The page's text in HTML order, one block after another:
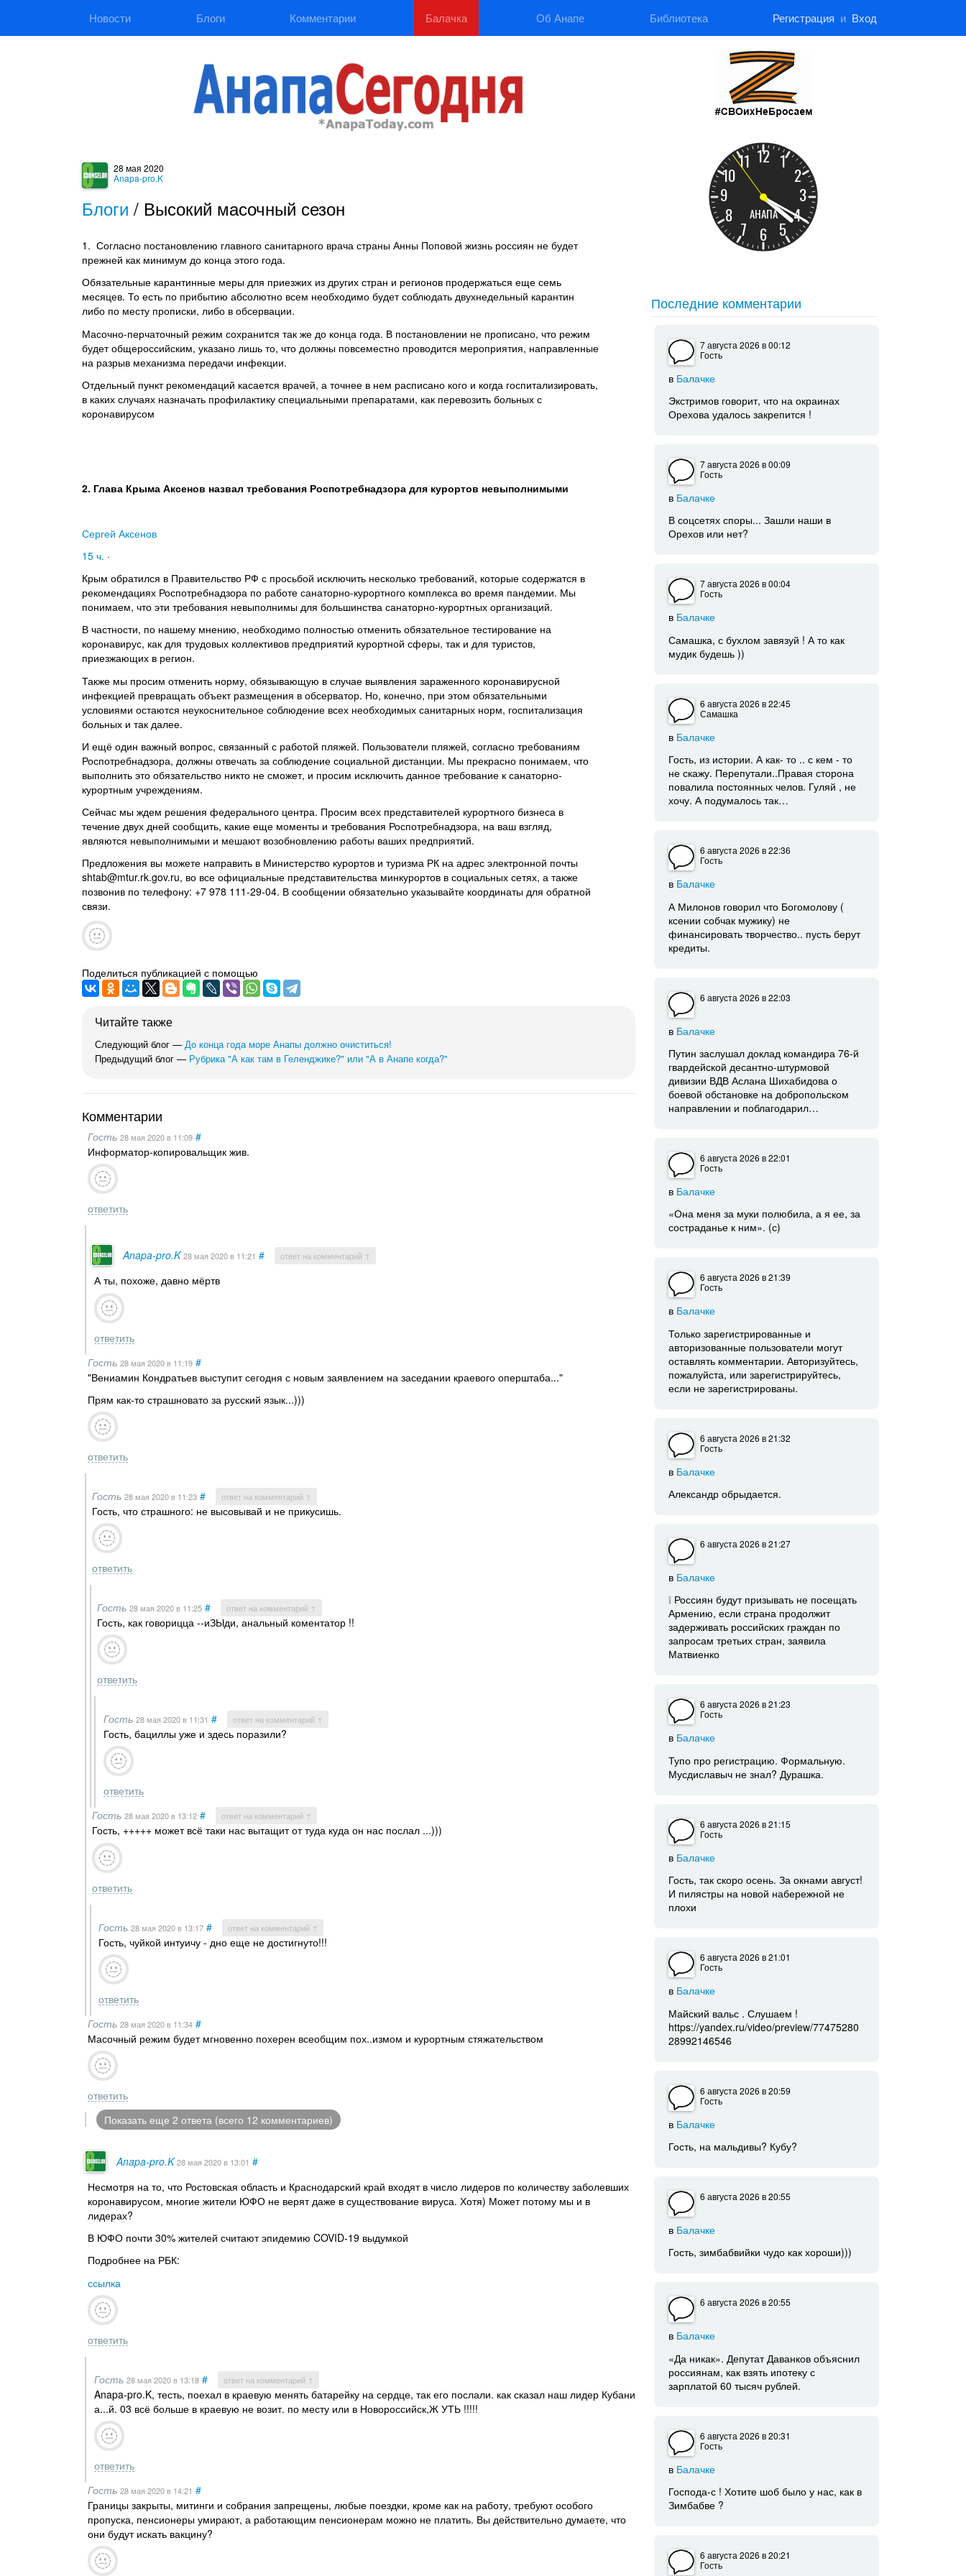
Новости Блоги Комментарии Балачка Об Анапе Библиотека Регистрация и Вход
28 мая 2020
Anapa-pro.K
Блоги / Высокий масочный сезон
1. Согласно постановлению главного санитарного врача страны Анны Поповой жизнь россиян не будет
прежней как минимум до конца этого года.
Обязательные карантинные меры для приезжих из других стран и регионов продержаться еще семь
месяцев. То есть по прибытию абсолютно всем необходимо будет соблюдать двухнедельный карантин
либо по месту прописки, либо в обсервации.
Масочно-перчаточный режим сохранится так же до конца года. В постановлении не прописано, что режим
будет общероссийским, указано лишь то, что должны повсеместно проводится мероприятия, направленные
на разрыв механизма передачи инфекции.
Отдельный пункт рекомендаций касается врачей, а точнее в нем расписано кого и когда госпитализировать,
в каких случаях назначать профилактику специальными препаратами, как перевозить больных с
коронавирусом
2. Глава Крыма Аксенов назвал требования Роспотребнадзора для курортов невыполнимыми
Сергей Аксенов
15 ч. ·
Крым обратился в Правительство РФ с просьбой исключить несколько требований, которые содержатся в
рекомендациях Роспотребнадзора по работе санаторно-курортного комплекса во время пандемии. Мы
понимаем, что эти требования невыполнимы для большинства санаторно-курортных организаций.
В частности, по нашему мнению, необходимо полностью отменить обязательное тестирование на
коронавирус, как для трудовых коллективов предприятий курортной сферы, так и для туристов,
приезжающих в регион.
Также мы просим отменить норму, обязывающую в случае выявления зараженного коронавирусной
инфекцией превращать объект размещения в обсерватор. Но, конечно, при этом обязательными
условиями остаются неукоснительное соблюдение всех необходимых санитарных норм, госпитализация
больных и так далее.
И ещё один важный вопрос, связанный с работой пляжей. Пользователи пляжей, согласно требованиям
Роспотребнадзора, должны отвечать за соблюдение социальной дистанции. Мы прекрасно понимаем, что
выполнить это обязательство никто не сможет, и просим исключить данное требование к санаторно-
курортным учреждениям.
Сейчас мы ждем решения федерального центра. Просим всех представителей курортного бизнеса в
течение двух дней сообщить, какие еще моменты и требования Роспотребнадзора, на ваш взгляд,
являются невыполнимыми и мешают возобновлению работы ваших предприятий.
Предложения вы можете направить в Министерство курортов и туризма РК на адрес электронной почты
shtab@mtur.rk.gov.ru, во все официальные представительства минкурортов в социальных сетях, а также
позвонив по телефону: +7 978 111-29-04. В сообщении обязательно указывайте координаты для обратной
связи.
Поделиться публикацией с помощью
Читайте также
Следующий блог — До конца года море Анапы должно очиститься!
Предыдущий блог — Рубрика "А как там в Геленджике?" или "А в Анапе когда?"
Комментарии
Гость 28 мая 2020в 11:09 #
Информатор-копировальщик жив.
ответить
Anapa-pro.K 28 мая 2020в 11:21 # ответ на комментарий ↑
А ты, похоже, давно мёртв
ответить
Гость 28 мая 2020в 11:19 #
"Вениамин Кондратьев выступит сегодня с новым заявлением на заседании краевого оперштаба..."
Прям как-то страшновато за русский язык...)))
ответить
Гость 28 мая 2020в 11:23 # ответ на комментарий ↑
Гость, что страшного: не высовывай и не прикусишь.
ответить
Гость 28 мая 2020в 11:25 # ответ на комментарий ↑
Гость, как говорицца --иЗЫди, анальный коментатор !!
ответить
Гость 28 мая 2020в 11:31 # ответ на комментарий ↑
Гость, бациллы уже и здесь поразили?
ответить
Гость 28 мая 2020в 13:12 # ответ на комментарий ↑
Гость, +++++ может всё таки нас вытащит от туда куда он нас послал ...)))
ответить
Гость 28 мая 2020в 13:17 # ответ на комментарий ↑
Гость, чуйкой интуичу - дно еще не достигнуто!!!
ответить
Гость 28 мая 2020в 11:34 #
Масочный режим будет мгновенно похерен всеобщим пох..измом и курортным стяжательством
ответить
Показать еще 2 ответа (всего 12 комментариев)
Anapa-pro.K 28 мая 2020в 13:01 #
Несмотря на то, что Ростовская область и Краснодарский край входят в число лидеров по количеству заболевших
коронавирусом, многие жители ЮФО не верят даже в существование вируса. Хотя) Может потому мы и в
лидерах?
В ЮФО почти 30% жителей считают эпидемию COVID-19 выдумкой
Подробнее на РБК:
ссылка
ответить
Гость 28 мая 2020в 13:18 # ответ на комментарий ↑
Anapa-pro.K, тесть, поехал в краевую менять батарейку на сердце, так его послали. как сказал наш лидер Кубани
а...й. 03 всё больше в краевую не возит. по месту или в Новороссийск,Ж УТЬ !!!!!
ответить
Гость 28 мая 2020в 14:21 #
Границы закрыты, митинги и собрания запрещены, любые поездки, кроме как на работу, требуют особого
пропуска, пенсионеры умирают, а работающим пенсионерам можно не платить. Вы действительно думаете, что
они будут искать вакцину?
Последние комментарии
7 августа 2026в 00:12
Гость
в Балачке
Экстримов говорит, что на окраинах
Орехова удалось закрепится !
7 августа 2026в 00:09
Гость
в Балачке
В соцсетях споры... Зашли наши в
Орехов или нет?
7 августа 2026в 00:04
Гость
в Балачке
Самашка, с бухлом завязуй ! А то как
мудик будешь ))
6 августа 2026в 22:45
Самашка
в Балачке
Гость, из истории. А как- то .. с кем - то
не скажу. Перепутали..Правая сторона
повалила постоянных челов. Гуляй , не
хочу. А подумалось так…
6 августа 2026в 22:36
Гость
в Балачке
А Милонов говорил что Богомолову (
ксении собчак мужику) не
финансировать творчество.. пусть берут
кредиты.
6 августа 2026в 22:03
в Балачке
Путин заслушал доклад командира 76-й
гвардейской десантно-штурмовой
дивизии ВДВ Аслана Шихабидова о
боевой обстановке на добропольском
направлении и поблагодарил…
6 августа 2026в 22:01
Гость
в Балачке
«Она меня за муки полюбила, а я ее, за
состраданье к ним». (с)
6 августа 2026в 21:39
Гость
в Балачке
Только зарегистрированные и
авторизованные пользователи могут
оставлять комментарии. Авторизуйтесь,
пожалуйста, или зарегистрируйтесь,
если не зарегистрированы.
6 августа 2026в 21:32
Гость
в Балачке
Александр обрыдается.
6 августа 2026в 21:27
в Балачке
❕ Россиян будут призывать не посещать
Армению, если страна продолжит
задерживать российских граждан по
запросам третьих стран, заявила
Матвиенко
6 августа 2026в 21:23
Гость
в Балачке
Тупо про регистрацию. Формальную.
Мусдиславыч не знал? Дурашка.
6 августа 2026в 21:15
Гость
в Балачке
Гость, так скоро осень. За окнами август!
И пилястры на новой набережной не
плохи
6 августа 2026в 21:01
Гость
в Балачке
Майский вальс . Слушаем !
https://yandex.ru/video/preview/77475280
28992146546
6 августа 2026в 20:59
Гость
в Балачке
Гость, на мальдивы? Кубу?
6 августа 2026в 20:55
в Балачке
Гость, зимбабвийки чудо как хороши)))
6 августа 2026в 20:55
в Балачке
«Да никак». Депутат Даванков объяснил
россиянам, как взять ипотеку с
зарплатой 60 тысяч рублей.
6 августа 2026в 20:31
Гость
в Балачке
Господа-с ! Хотите шоб было у нас, как в
Зимбабве ?
6 августа 2026в 20:21
Гость